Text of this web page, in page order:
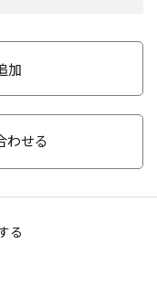
加
わせる
る